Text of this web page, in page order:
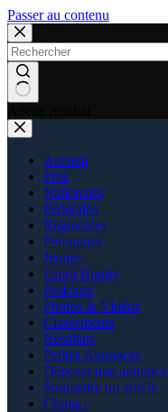
Passer au contenu
Accueil
Pros
Nationales
Fédérales
Régionales
Féminines
Jeunes
Esprit Rugby
Podcasts
Photos & Vidéos
Classements
Résultats
Petites Annonces
Déposer une annonce
Soumettre un article
Contact